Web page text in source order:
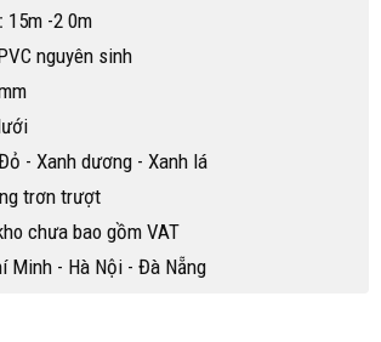
15m -2 0m
nguyên sinh
- Xanh dương - Xanh lá
trơn trượt
chưa bao gồm VAT
Minh - Hà Nội - Đà Nẵng